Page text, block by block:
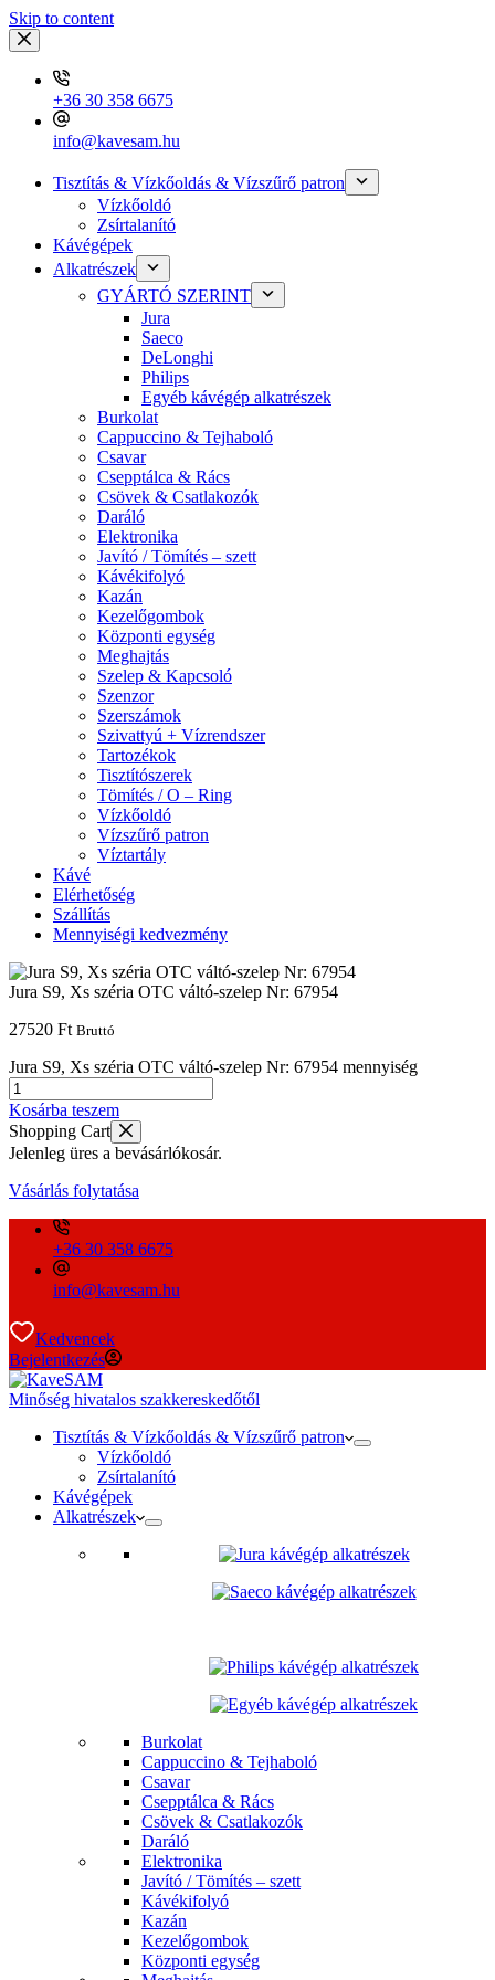
Skip to content
+36 30 358 6675
info@kavesam.hu
Tisztítás & Vízkőoldás & Vízszűrő patron
Vízkőoldó
Zsírtalanító
Kávégépek
Alkatrészek
GYÁRTÓ SZERINT
Jura
Saeco
DeLonghi
Philips
Egyéb kávégép alkatrészek
Burkolat
Cappuccino & Tejhaboló
Csavar
Csepptálca & Rács
Csövek & Csatlakozók
Daráló
Elektronika
Javító / Tömítés – szett
Kávékifolyó
Kazán
Kezelőgombok
Központi egység
Meghajtás
Szelep & Kapcsoló
Szenzor
Szerszámok
Szivattyú + Vízrendszer
Tartozékok
Tisztítószerek
Tömítés / O – Ring
Vízkőoldó
Vízszűrő patron
Víztartály
Kávé
Elérhetőség
Szállítás
Mennyiségi kedvezmény
Jura S9, Xs széria OTC váltó-szelep Nr: 67954
27520 Ft Bruttó
Jura S9, Xs széria OTC váltó-szelep Nr: 67954 mennyiség
Kosárba teszem
Shopping Cart
Jelenleg üres a bevásárlókosár.
Vásárlás folytatása
+36 30 358 6675
info@kavesam.hu
Kedvencek
Bejelentkezés
Minőség hivatalos szakkereskedőtől
Tisztítás & Vízkőoldás & Vízszűrő patron
Vízkőoldó
Zsírtalanító
Kávégépek
Alkatrészek
Burkolat
Cappuccino & Tejhaboló
Csavar
Csepptálca & Rács
Csövek & Csatlakozók
Daráló
Elektronika
Javító / Tömítés – szett
Kávékifolyó
Kazán
Kezelőgombok
Központi egység